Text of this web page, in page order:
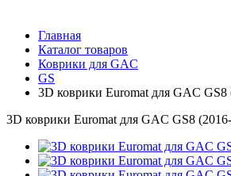
Главная
Каталог товаров
Коврики для GAC
GS
3D коврики Euromat для GAC
3D коврики Euromat для GAC GS8